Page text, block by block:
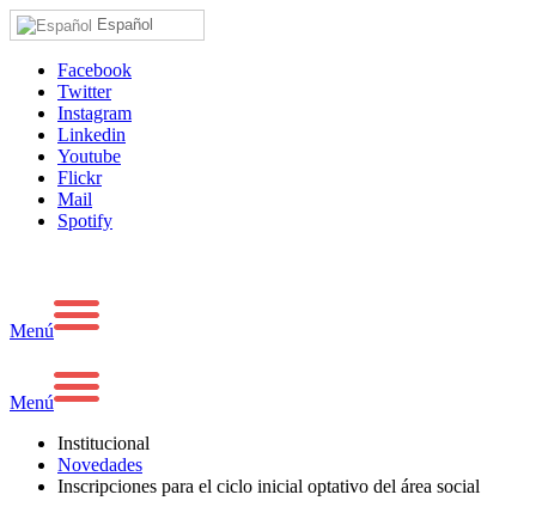
Español
Facebook
Twitter
Instagram
Linkedin
Youtube
Flickr
Mail
Spotify
Menú
Menú
Institucional
Novedades
Inscripciones para el ciclo inicial optativo del área social